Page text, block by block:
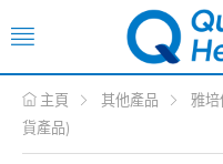
主頁 其他產品
雅培
貨產品)